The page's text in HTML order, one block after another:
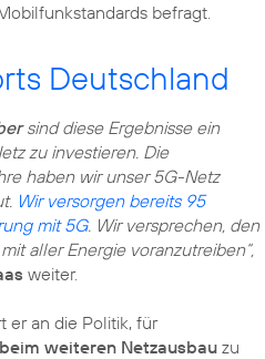
befragt.
Deutschland
sind diese Ergebnisse ein
zu investieren. Die
haben wir unser 5G-Netz
Wir versorgen bereits 95
mit 5G. Wir versprechen, den
aller Energie voranzutreiben“,
weiter.
er an die Politik, für
weiteren Netzausbauzu